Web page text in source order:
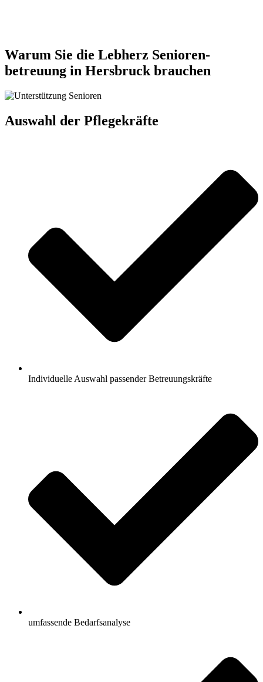
Warum Sie die Lebherz Senioren­
betreuung in Hersbruck brauchen
Auswahl der Pflegekräfte
Individuelle Auswahl passender Betreuungskräfte
umfassende Bedarfsanalyse